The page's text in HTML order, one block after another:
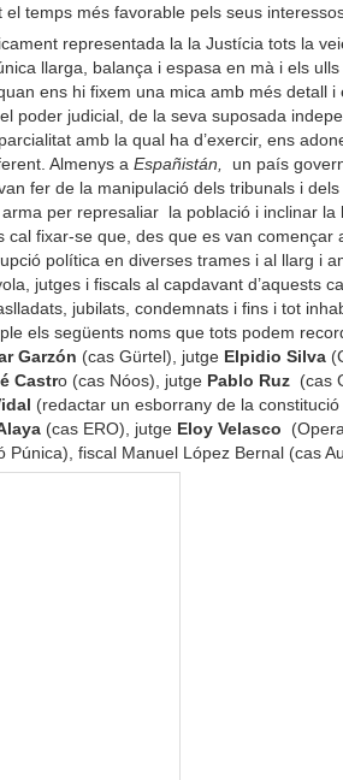
el temps més favorable pels seus
representada la la Justícia tots la
llarga, balança i espasa en mà i els ulls
ens hi fixem una mica amb més detall i
poder judicial, de la seva suposada
amb la qual ha d’exercir, ens
Almenys a Españistán,
un país
fer de la manipulació dels tribunals i dels
per represaliar la població i inclinar la
cal fixar-se que, des que es van començar
política en diverses trames i al llarg i
jutges i fiscals al capdavant d’aquests
jubilats, condemnats i fins i tot
els següents noms que tots podem
Garzón (cas Gürtel), jutge Elpidio Silva
Castro (cas Nóos), jutge Pablo Ruz (cas
(redactar un esborrany de la
(cas ERO), jutge Eloy Velasco
Púnica), fiscal Manuel López Bernal (cas